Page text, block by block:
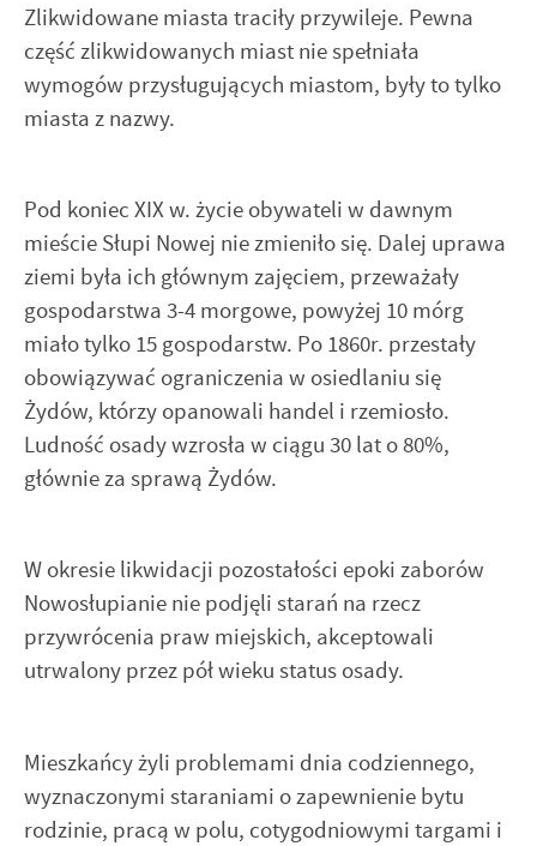
Zlikwidowane miasta traciły przywileje. Pewna
część zlikwidowanych miast nie spełniała
wymogów przysługujących miastom, były to tylko
miasta z nazwy.
Pod koniec XIX w. życie obywateli w dawnym
mieście Słupi Nowej nie zmieniło się. Dalej uprawa
ziemi była ich głównym zajęciem, przeważały
gospodarstwa 3-4 morgowe, powyżej 10 mórg
miało tylko 15 gospodarstw. Po 1860r. przestały
obowiązywać ograniczenia w osiedlaniu się
Żydów, którzy opanowali handel i rzemiosło.
Ludność osady wzrosła w ciągu 30 lat o 80%,
głównie za sprawą Żydów.
W okresie likwidacji pozostałości epoki zaborów
Nowosłupianie nie podjęli starań na rzecz
przywrócenia praw miejskich, akceptowali
utrwalony przez pół wieku status osady.
Mieszkańcy żyli problemami dnia codziennego,
wyznaczonymi staraniami o zapewnienie bytu
rodzinie, pracą w polu, cotygodniowymi targami i